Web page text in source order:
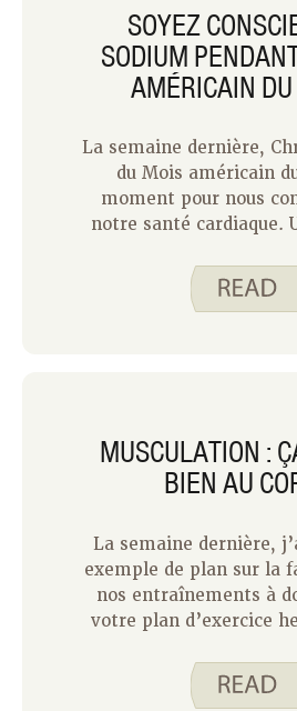
SOYEZ
SODIUM
AMÉRICAIN
La semaine dernière,
du Mois américain
moment pour nous
notre santé cardiaque.
sodium que nous
trop de sodium peut
équilibre avec le
MUSCULATION :
BIEN AU
La semaine dernière,
exemple de plan sur la
nos entraînements à
votre plan d’exercice
d’informations et de
musculation. Il est